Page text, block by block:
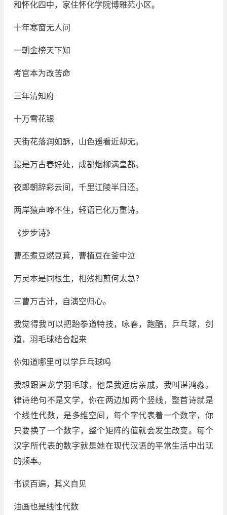
和怀化四中，家住怀化学院博雅苑小区。
十年寒窗无人问
一朝金榜天下知
考官本为改苦命
三年清知府
十万雪花银
天街花落润如酥，山色遥看近却无。
最是万古春好处，成都烟柳满皇都。
夜郎朝辞彩云间，千里江陵半日还。
两岸猿声啼不住，轻语已化万重诗。
《步步诗》
曹丕煮豆燃豆萁，曹植豆在釜中泣
万灵本是同根生，相残相煎何太急？
三曹万古计，自演空归心。
我觉得我可以把跆拳道特技，咏春，跑酷，乒乓球，剑
道，羽毛球结合起来
你知道哪里可以学乒乓球吗
我想跟谌龙学羽毛球，他是我远房亲戚，我叫谌鸿淼。
律诗绝句不是文学，你在两边加两个竖线，整首诗就是
个线性代数，是多维空间，每个字代表着一个数字，你
只要换了一个数字，整个矩阵的值就会发生改变。每个
汉字所代表的数字就是她在现代汉语的平常生活中出现
的频率。
书读百遍，其义自见
油画也是线性代数